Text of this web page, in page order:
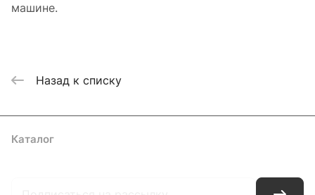
машине.
Назад к списку
Каталог